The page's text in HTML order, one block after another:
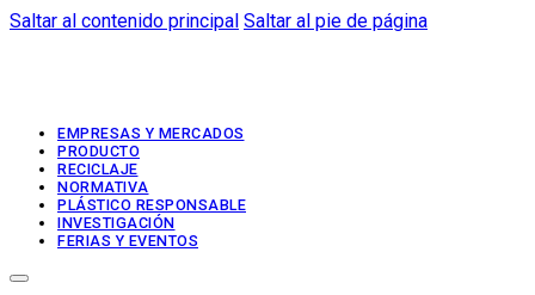
Saltar al contenido principal Saltar al pie de página
EMPRESAS Y MERCADOS
PRODUCTO
RECICLAJE
NORMATIVA
PLÁSTICO RESPONSABLE
INVESTIGACIÓN
FERIAS Y EVENTOS